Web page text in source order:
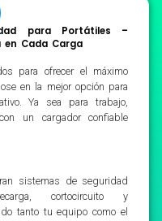
para Portátiles –
en Cada Carga
para ofrecer el máximo
en la mejor opción para
Ya sea para trabajo,
un cargador confiable
sistemas de seguridad
cortocircuito y
tanto tu equipo como el